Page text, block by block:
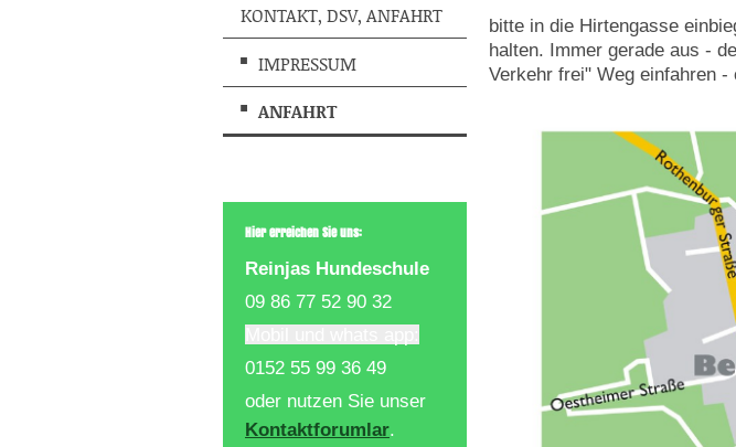
KONTAKT, DSV, ANFAHRT
IMPRESSUM
ANFAHRT
Hier erreichen Sie uns:
Reinjas Hundeschule
09 86 77 52 90 32
0152 55 99 36 49
oder nutzen Sie unser
Kontaktforumlar.
bitte in die Hirtengasse
halten. Immer gerade aus -
Verkehr frei" Weg einfahren